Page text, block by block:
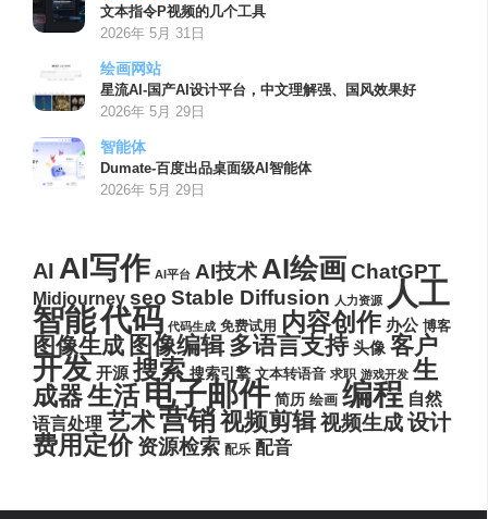
文本指令P视频的几个工具
2026年 5月 31日
绘画网站
星流AI-国产AI设计平台，中文理解强、国风效果好
2026年 5月 29日
智能体
Dumate-百度出品桌面级AI智能体
2026年 5月 29日
AI AI写作 AI平台 AI技术AI绘画ChatGPT
Midjourney seo Stable Diffusion 人力资源 人工
智能代码 代码生成 免费试用 内容创作 办公 博客
图像生成 图像编辑 多语言支持 头像 客户
开发 开源 搜索 搜索引擎 文本转语音 求职 游戏开发 生
成器生活电子邮件 简历 绘画 编程 自然
语言处理 艺术营销视频剪辑视频生成设计
费用定价 资源检索 配乐 配音